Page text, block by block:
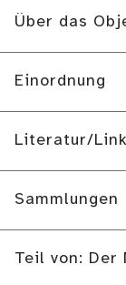
Über das
Einordnung
Literatur/
Sammlungen
Teil von: Der